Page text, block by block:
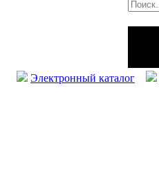
Электронный каталог